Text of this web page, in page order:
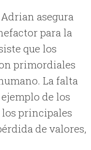
asegura
para la
que los
primordiales
La falta
de los
los principales
de valores,